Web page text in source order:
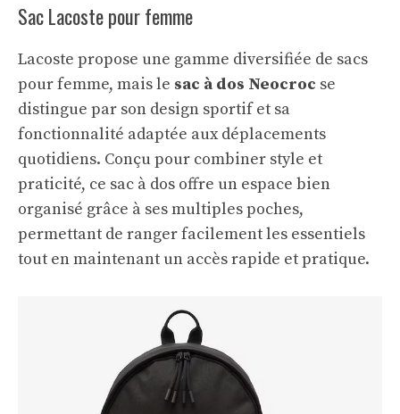
Sac Lacoste pour femme
Lacoste propose une gamme diversifiée de sacs
pour femme, mais le sac à dos Neocroc se
distingue par son design sportif et sa
fonctionnalité adaptée aux déplacements
quotidiens. Conçu pour combiner style et
praticité, ce sac à dos offre un espace bien
organisé grâce à ses multiples poches,
permettant de ranger facilement les essentiels
tout en maintenant un accès rapide et pratique.